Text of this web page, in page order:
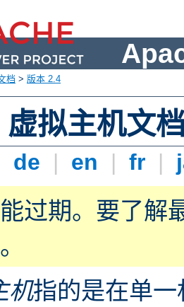
档 > 版本 2.4
拟主机文
de | en | fr |
过期。要了解
机指的是在单